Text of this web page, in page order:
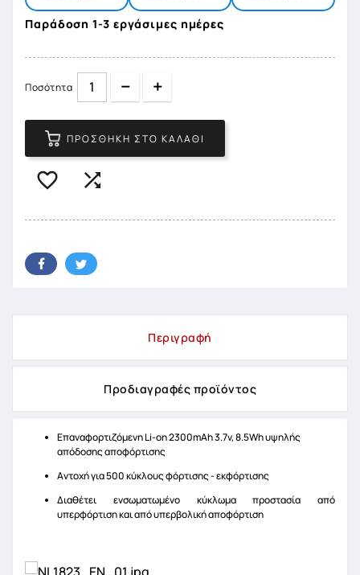
Παράδοση 1-3 εργάσιμες ημέρες
Ποσότητα Quantity
ΠΡΟΣΘΉΚΗ ΣΤΟ ΚΑΛΆΘΙ
 
Περιγραφή
Προδιαγραφές προϊόντος
Επαναφορτιζόμενη Li-on 2300mAh 3.7v, 8.5Wh υψηλής
απόδοσης αποφόρτισης
Αντοχή για 500 κύκλους φόρτισης - εκφόρτισης
Διαθέτει ενσωματωμένο κύκλωμα προστασία από
υπερφόρτιση και από υπερβολική αποφόρτιση